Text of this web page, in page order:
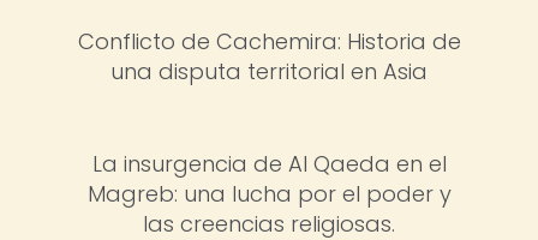
Conflicto de Cachemira: Historia de
una disputa territorial en Asia
La insurgencia de Al Qaeda en el
Magreb: una lucha por el poder y
las creencias religiosas.